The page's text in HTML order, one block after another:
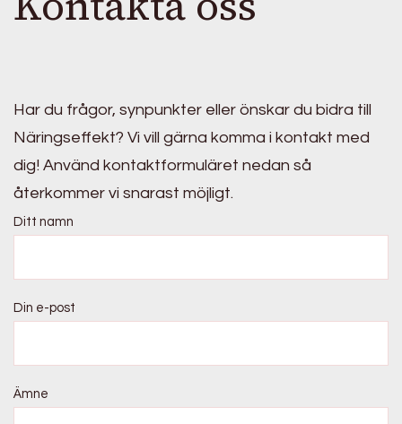
Har du frågor, synpunkter eller önskar du bidra till
Näringseffekt? Vi vill gärna komma i kontakt med
dig! Använd kontaktformuläret nedan så
återkommer vi snarast möjligt.
Ditt namn
Din e-post
Ämne